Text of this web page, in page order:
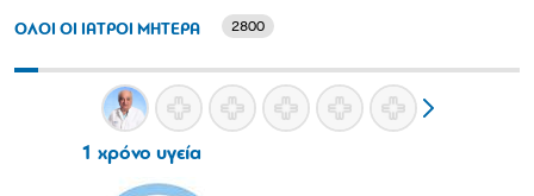
ΟΛΟΙ ΟΙ ΙΑΤΡΟΙ ΜΗΤΕΡΑ 2800
1 χρόνο υγεία